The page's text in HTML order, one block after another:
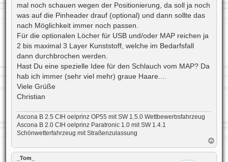
g
mal noch schauen wegen der Positionierung, da soll ja noch
was auf die Pinheader drauf (optional) und dann sollte das
nach Möglichkeit immer noch passen.
Für die optionalen Löcher für USB und/oder MAP reichen ja
2 bis maximal 3 Layer Kunststoff, welche im Bedarfsfall
dann durchbrochen werden.
Hast Du eine spezielle Idee für den Schlauch vom MAP? Da
hab ich immer (sehr viel mehr) graue Haare....
Viele Grüße
Christian
Ascona B 2.5 CIH oelprinz OP55 mit SW 1.5.0 Wettbewerbsfahrzeug
Ascona B 2.0 CIH oelprinz Paratronic 1.0 mit SW 1.4.1
Schönwetterfahrzeug mit Straßenzulassung
a
c
_Tom_